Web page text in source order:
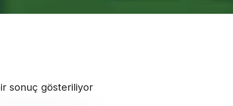
sonuç gösteriliyor